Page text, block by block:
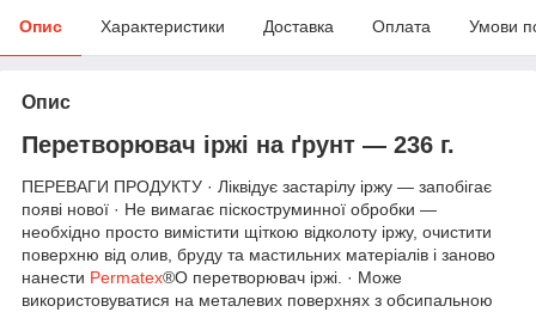
Опис Характеристики Доставка Оплата Умови
Опис
Перетворювач іржі на ґрунт — 236 г.
ПЕРЕВАГИ ПРОДУКТУ · Ліквідує застарілу іржу — запобігає
появі нової · Не вимагає піскоструминної обробки —
необхідно просто вимістити щіткою відколоту іржу, очистити
поверхню від олив, бруду та мастильних матеріалів і заново
нанести Permatex®O перетворювач іржі. · Може
використовуватися на металевих поверхнях з обсипальною